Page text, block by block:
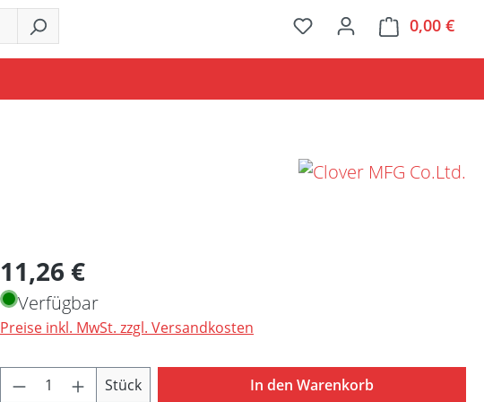
0,00 €
Regulärer Preis:
11,26 €
Verfügbar
Preise inkl. MwSt. zzgl. Versandkosten
Produkt Anzahl: Gib den gewünschten Wert ein
Stück In den Warenkorb